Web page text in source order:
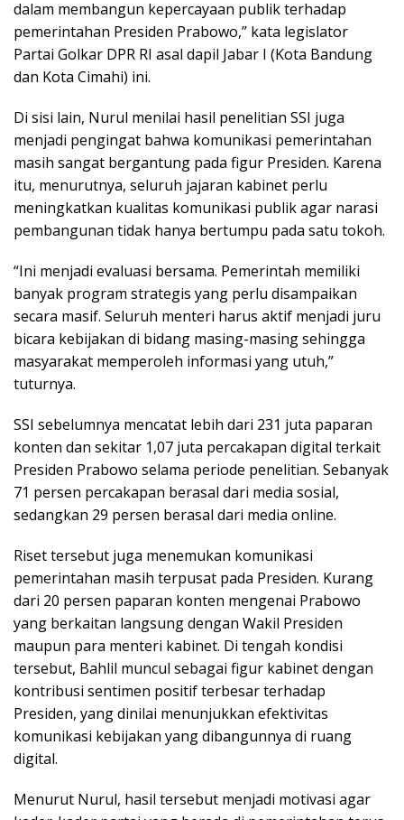
dalam membangun kepercayaan publik terhadap
pemerintahan Presiden Prabowo,” kata legislator
Partai Golkar DPR RI asal dapil Jabar I (Kota Bandung
dan Kota Cimahi) ini.
Di sisi lain, Nurul menilai hasil penelitian SSI juga
menjadi pengingat bahwa komunikasi pemerintahan
masih sangat bergantung pada figur Presiden. Karena
itu, menurutnya, seluruh jajaran kabinet perlu
meningkatkan kualitas komunikasi publik agar narasi
pembangunan tidak hanya bertumpu pada satu tokoh.
“Ini menjadi evaluasi bersama. Pemerintah memiliki
banyak program strategis yang perlu disampaikan
secara masif. Seluruh menteri harus aktif menjadi juru
bicara kebijakan di bidang masing-masing sehingga
masyarakat memperoleh informasi yang utuh,”
tuturnya.
SSI sebelumnya mencatat lebih dari 231 juta paparan
konten dan sekitar 1,07 juta percakapan digital terkait
Presiden Prabowo selama periode penelitian. Sebanyak
71 persen percakapan berasal dari media sosial,
sedangkan 29 persen berasal dari media online.
Riset tersebut juga menemukan komunikasi
pemerintahan masih terpusat pada Presiden. Kurang
dari 20 persen paparan konten mengenai Prabowo
yang berkaitan langsung dengan Wakil Presiden
maupun para menteri kabinet. Di tengah kondisi
tersebut, Bahlil muncul sebagai figur kabinet dengan
kontribusi sentimen positif terbesar terhadap
Presiden, yang dinilai menunjukkan efektivitas
komunikasi kebijakan yang dibangunnya di ruang
digital.
Menurut Nurul, hasil tersebut menjadi motivasi agar